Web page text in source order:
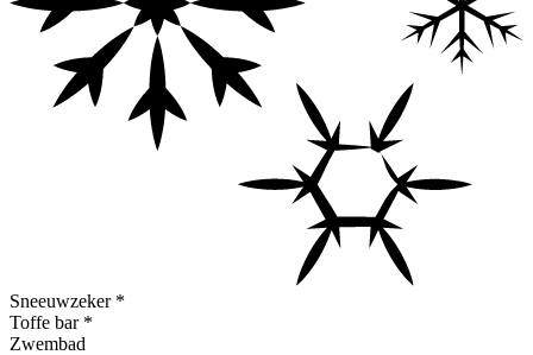
Sneeuwzeker*
Toffe bar*
Zwembad